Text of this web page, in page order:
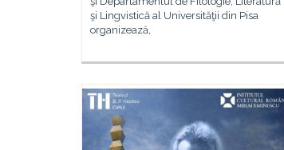
şi Lingvistică al Universităţii din Pisa
organizează,